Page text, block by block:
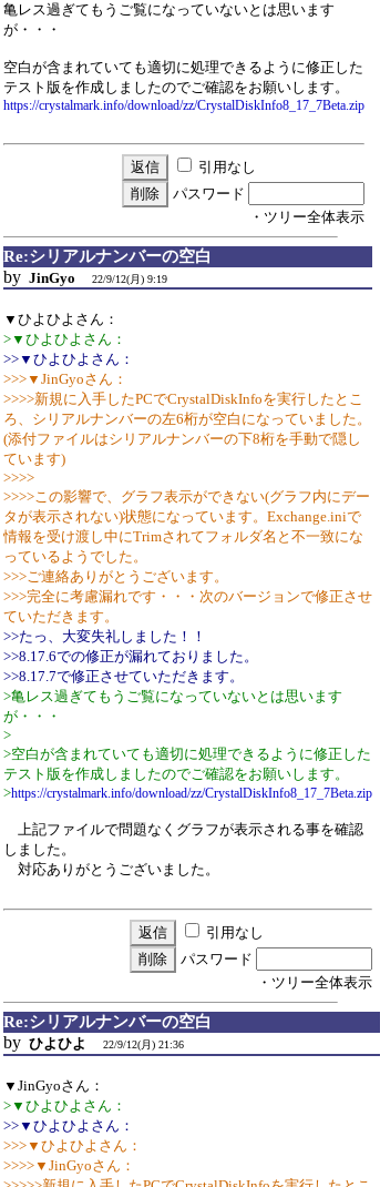
亀レス過ぎてもうご覧になっていないとは思います
が・・・
空白が含まれていても適切に処理できるように修正した
テスト版を作成しましたのでご確認をお願いします。
https://crystalmark.info/download/zz/CrystalDiskInfo8_17_7Beta.zip
引用なし
パスワード
・ツリー全体表示
Re:シリアルナンバーの空白
by JinGyo 22/9/12(月) 9:19
▼ひよひよさん：
>▼ひよひよさん：
>>▼ひよひよさん：
>>>▼JinGyoさん：
>>>>新規に入手したPCでCrystalDiskInfoを実行したとこ
ろ、シリアルナンバーの左6桁が空白になっていました。
(添付ファイルはシリアルナンバーの下8桁を手動で隠し
ています)
>>>>
>>>>この影響で、グラフ表示ができない(グラフ内にデー
タが表示されない)状態になっています。Exchange.iniで
情報を受け渡し中にTrimされてフォルダ名と不一致にな
っているようでした。
>>>ご連絡ありがとうございます。
>>>完全に考慮漏れです・・・次のバージョンで修正させ
ていただきます。
>>たっ、大変失礼しました！！
>>8.17.6での修正が漏れておりました。
>>8.17.7で修正させていただきます。
>亀レス過ぎてもうご覧になっていないとは思います
が・・・
>
>空白が含まれていても適切に処理できるように修正した
テスト版を作成しましたのでご確認をお願いします。
>https://crystalmark.info/download/zz/CrystalDiskInfo8_17_7Beta.zip
上記ファイルで問題なくグラフが表示される事を確認
しました。
対応ありがとうございました。
引用なし
パスワード
・ツリー全体表示
Re:シリアルナンバーの空白
by ひよひよ 22/9/12(月) 21:36
▼JinGyoさん：
>▼ひよひよさん：
>>▼ひよひよさん：
>>>▼ひよひよさん：
>>>>▼JinGyoさん：